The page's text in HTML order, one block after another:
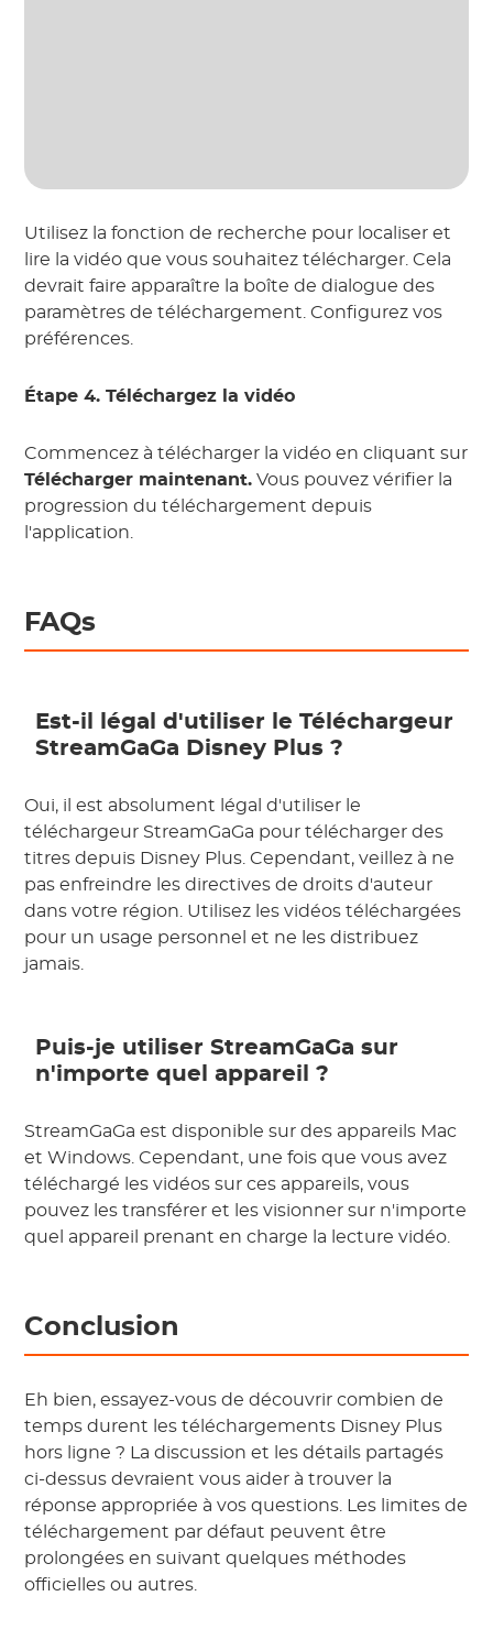
Utilisez la fonction de recherche pour localiser et
lire la vidéo que vous souhaitez télécharger. Cela
devrait faire apparaître la boîte de dialogue des
paramètres de téléchargement. Configurez vos
préférences.
Étape 4. Téléchargez la vidéo
Commencez à télécharger la vidéo en cliquant sur
Télécharger maintenant. Vous pouvez vérifier la
progression du téléchargement depuis
l'application.
FAQs
Est-il légal d'utiliser le Téléchargeur
StreamGaGa Disney Plus ?
Oui, il est absolument légal d'utiliser le
téléchargeur StreamGaGa pour télécharger des
titres depuis Disney Plus. Cependant, veillez à ne
pas enfreindre les directives de droits d'auteur
dans votre région. Utilisez les vidéos téléchargées
pour un usage personnel et ne les distribuez
jamais.
Puis-je utiliser StreamGaGa sur
n'importe quel appareil ?
StreamGaGa est disponible sur des appareils Mac
et Windows. Cependant, une fois que vous avez
téléchargé les vidéos sur ces appareils, vous
pouvez les transférer et les visionner sur n'importe
quel appareil prenant en charge la lecture vidéo.
Conclusion
Eh bien, essayez-vous de découvrir combien de
temps durent les téléchargements Disney Plus
hors ligne ? La discussion et les détails partagés
ci-dessus devraient vous aider à trouver la
réponse appropriée à vos questions. Les limites de
téléchargement par défaut peuvent être
prolongées en suivant quelques méthodes
officielles ou autres.